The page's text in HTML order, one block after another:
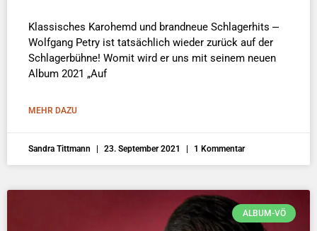
Klassisches Karohemd und brandneue Schlagerhits ⎼
Wolfgang Petry ist tatsächlich wieder zurück auf der
Schlagerbühne! Womit wird er uns mit seinem neuen
Album 2021 „Auf
MEHR DAZU
Sandra Tittmann 23. September 2021 1 Kommentar
ALBUM-VÖ